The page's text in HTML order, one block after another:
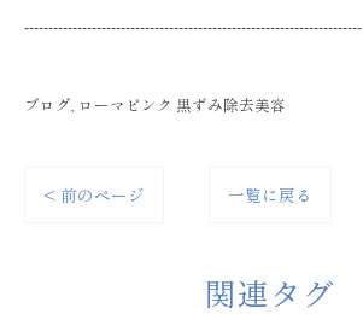
----------------------------------------------------------------------
ブログ ローマピンク 黒ずみ除去美容
< 前のページ 一覧に戻る
関連タグ